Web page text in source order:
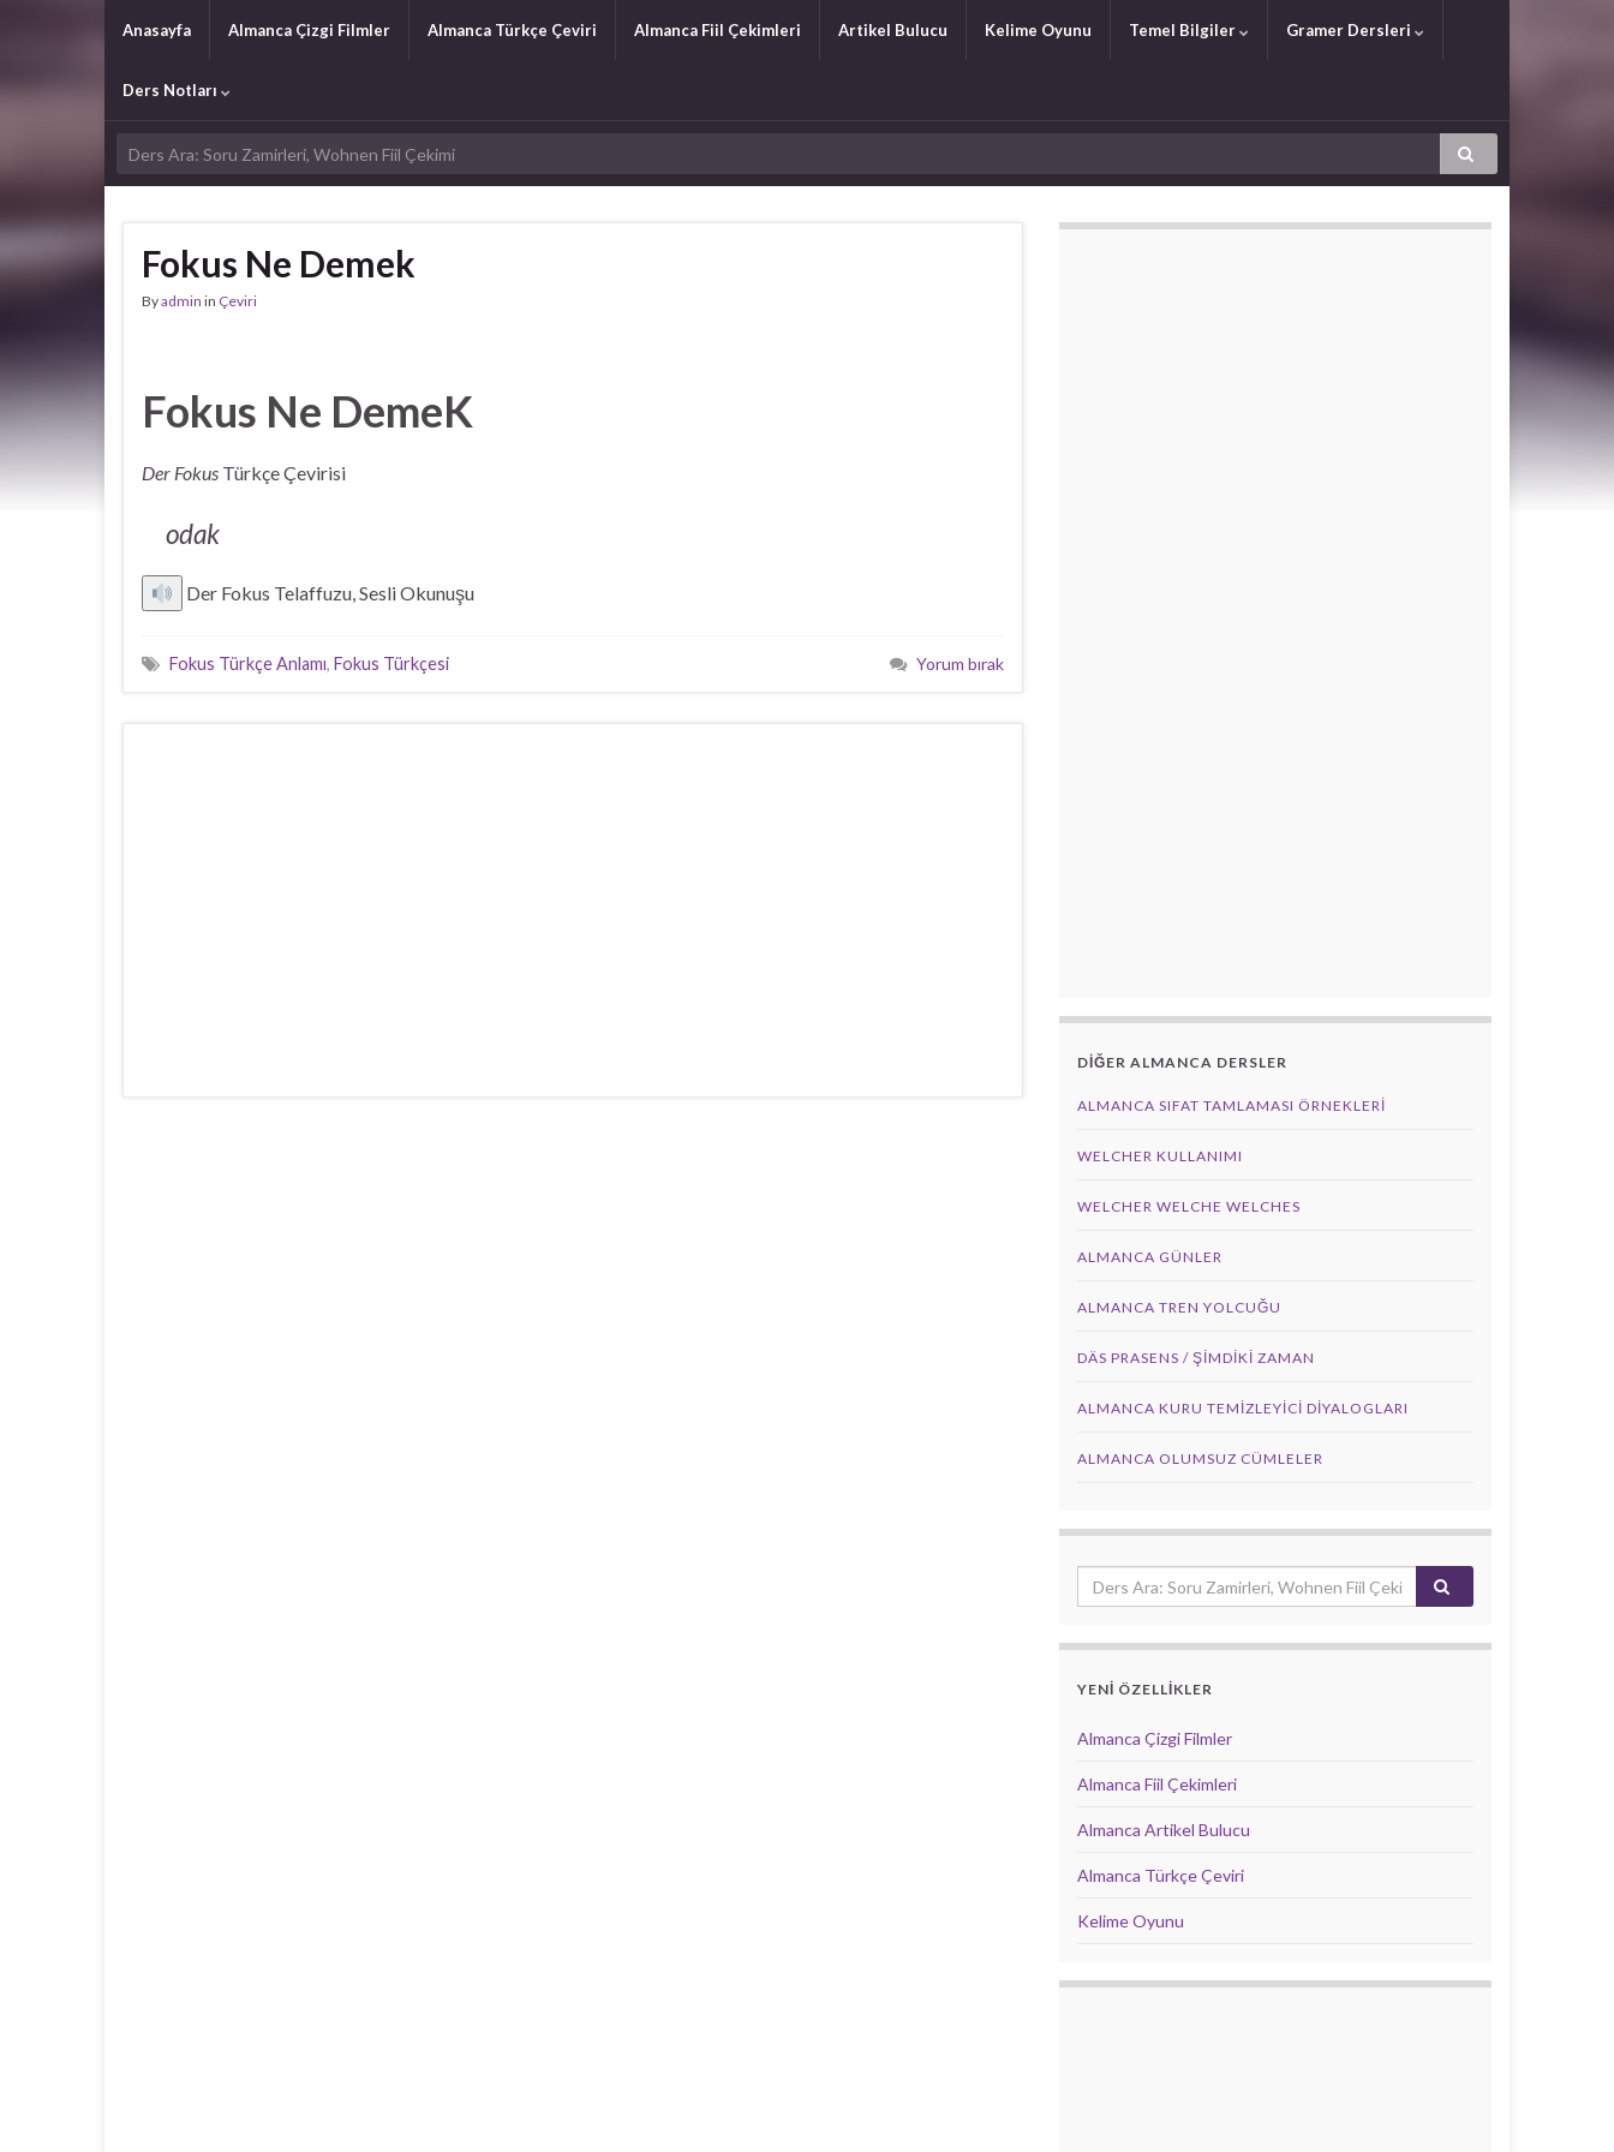
Anasayfa Almanca Çizgi Filmler Almanca Türkçe Çeviri Almanca Fiil Çekimleri Artikel Bulucu Kelime Oyunu Temel Bilgiler Gramer Dersleri
Ders Notları
Fokus Ne Demek
Byadmin in Çeviri
Fokus Ne DemeK
Der Fokus Türkçe Çevirisi
odak
Der Fokus Telaffuzu, Sesli Okunuşu
Fokus Türkçe Anlamı, Fokus Türkçesi Yorum bırak
DİĞER ALMANCA DERSLER
ALMANCA SIFAT TAMLAMASI ÖRNEKLERI
WELCHER KULLANIMI
WELCHER WELCHE WELCHES
ALMANCA GÜNLER
ALMANCA TREN YOLCUĞU
DÄS PRASENS / ŞİMDİKİ ZAMAN
ALMANCA KURU TEMIZLEYICI DIYALOGLARI
ALMANCA OLUMSUZ CÜMLELER
YENİ ÖZELLİKLER
Almanca Çizgi Filmler
Almanca Fiil Çekimleri
Almanca Artikel Bulucu
Almanca Türkçe Çeviri
Kelime Oyunu